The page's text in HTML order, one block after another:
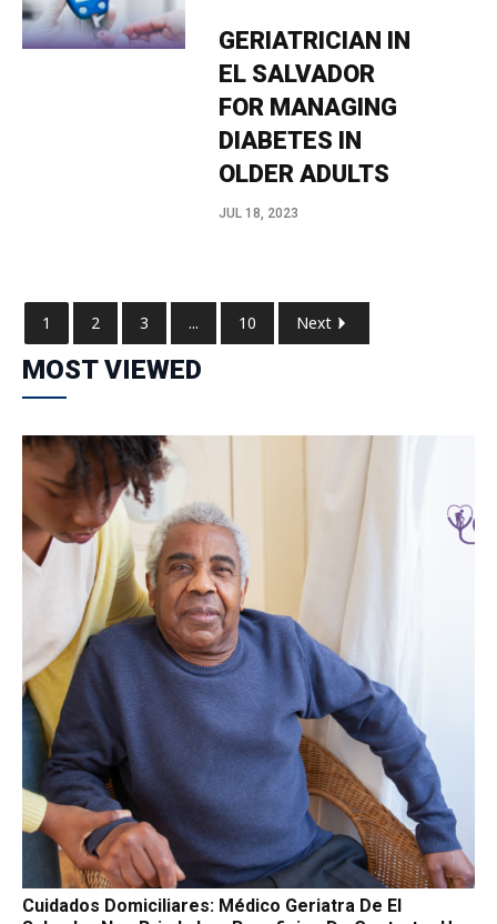
GERIATRICIAN IN
EL SALVADOR
FOR MANAGING
DIABETES IN
OLDER ADULTS
JUL 18, 2023
1 2 3 ... 10 Next
MOST VIEWED
Cuidados Domiciliares: Médico Geriatra De El